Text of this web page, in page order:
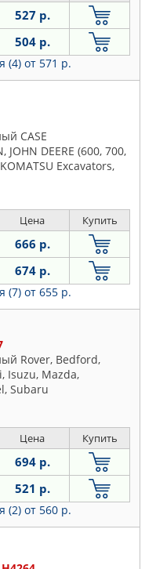
527 р.
504 р.
(4) от 571 р.
CASE
JOHN DEERE (600, 700,
Excavators,
Цена Купить
666 р.
674 р.
(7) от 655 р.
Rover, Bedford,
Isuzu, Mazda,
Subaru
Цена Купить
694 р.
521 р.
(2) от 560 р.